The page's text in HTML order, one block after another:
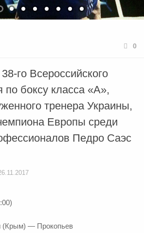
0
го Всероссийского
по боксу класса «А»,
тренера Украины,
Европы среди
Педро Саэс
(Крым) — Прокопьев